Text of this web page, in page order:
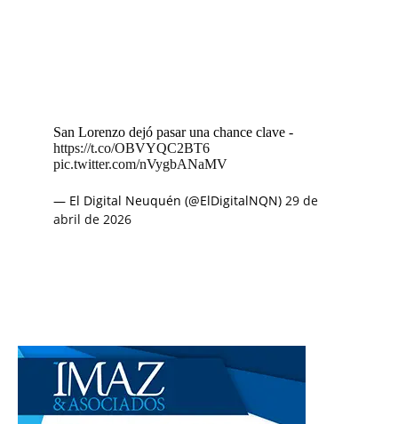
San Lorenzo dejó pasar una chance clave -
https://t.co/OBVYQC2BT6
pic.twitter.com/nVygbANaMV
— El Digital Neuquén (@ElDigitalNQN) 29 de
abril de 2026